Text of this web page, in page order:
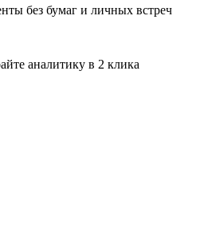
без бумаг и личных встреч
аналитику в 2 клика